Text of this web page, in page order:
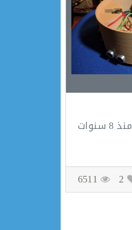
منذ8 سنوات